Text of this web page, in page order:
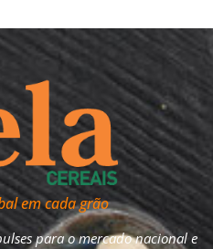
em cada grão
para o mercado nacional e